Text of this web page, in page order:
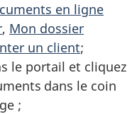
en ligne
, Mon dossier
un client;
le portail et cliquez
dans le coin
;